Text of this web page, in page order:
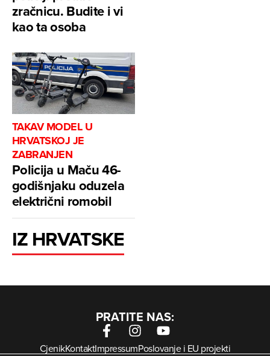
zračnicu. Budite i vi
kao ta osoba
TAKAV MODEL U
HRVATSKOJ JE
ZABRANJEN
Policija u Maču 46-
godišnjaku oduzela
električni romobil
IZ HRVATSKE
PRATITE NAS:
CjenikKontaktImpressumPoslovanje i EU projekti